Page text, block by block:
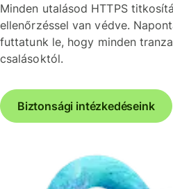
Minden utalásod HTTPS
ellenőrzéssel van védve.
futtatunk le, hogy minden
csalásoktól.
Biztonsági intézkedéseink